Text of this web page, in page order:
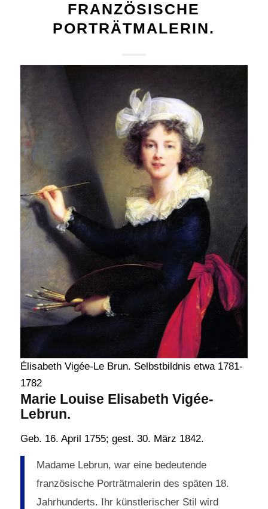
FRANZÖSISCHE
PORTRÄTMALERIN.
Élisabeth Vigée-Le Brun. Selbstbildnis etwa 1781-
1782
Marie Louise Elisabeth Vigée-
Lebrun.
Geb. 16. April 1755; gest. 30. März 1842.
Madame Lebrun, war eine bedeutende
französische Porträtmalerin des späten 18.
Jahrhunderts. Ihr künstlerischer Stil wird